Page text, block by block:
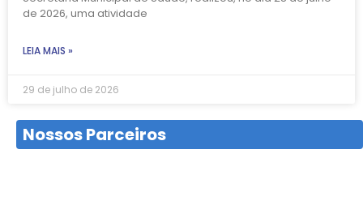
de 2026, uma atividade
LEIA MAIS »
29 de julho de 2026
Nossos Parceiros